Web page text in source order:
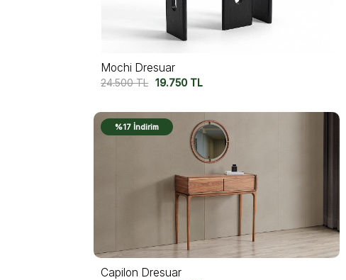
Mochi Dresuar
24.500TL 19.750 TL
%17 İndirim
Capilon Dresuar